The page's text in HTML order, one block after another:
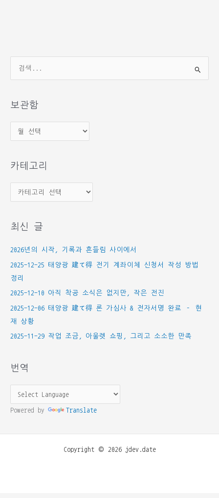
상
보관함
관
카테고리
테
리
최신 글
2026년의 시작, 기록과 흔들림 사이에서
2025-12-25 태양광 建て得 전기 계좌이체 신청서 작성 방법
정리
2025-12-10 아직 착공 소식은 없지만, 작은 전진
2025-12-06 태양광 建て得 론 가심사 & 전자서명 완료 – 현
재 상황
2025-11-29 작업 조금, 아울렛 쇼핑, 그리고 소소한 만족
번역
Powered by Translate
Copyright © 2026 jdev.date